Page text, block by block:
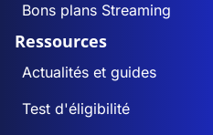
Bons plans Streaming
Ressources
Actualités et guides
Test d'éligibilité